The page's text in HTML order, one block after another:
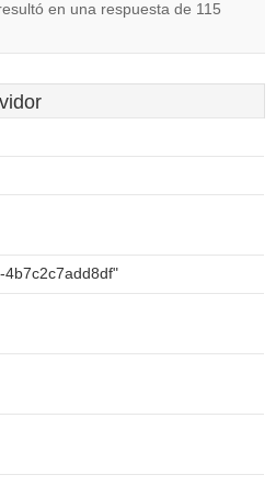
en una respuesta de 115
4b7c2c7add8df"